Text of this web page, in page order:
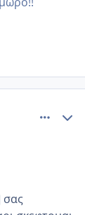
σας